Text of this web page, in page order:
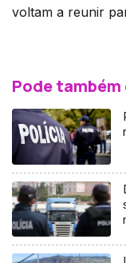
voltam a reunir
Pode